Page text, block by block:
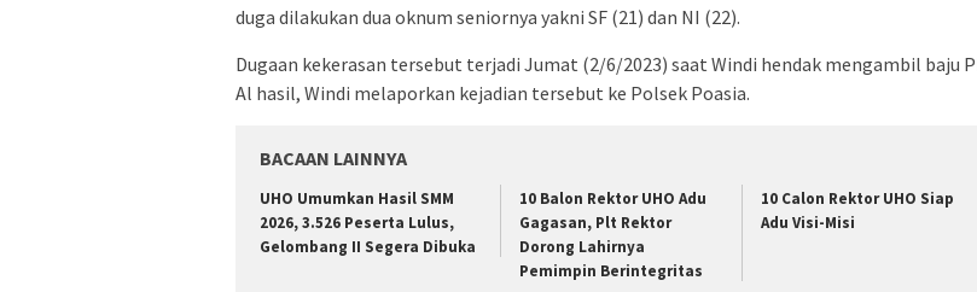
duga dilakukan dua oknum seniornya yakni SF (21) dan NI (22).
Dugaan kekerasan tersebut terjadi Jumat (2/6/2023) saat Windi hendak mengambil baju
Al hasil, Windi melaporkan kejadian tersebut ke Polsek Poasia.
BACAAN LAINNYA
UHO Umumkan Hasil SMM
2026, 3.526 Peserta Lulus,
Gelombang II Segera Dibuka
10 Balon Rektor UHO Adu
Gagasan, Plt Rektor
Dorong Lahirnya
Pemimpin Berintegritas
10 Calon Rektor UHO Siap
Adu Visi-Misi